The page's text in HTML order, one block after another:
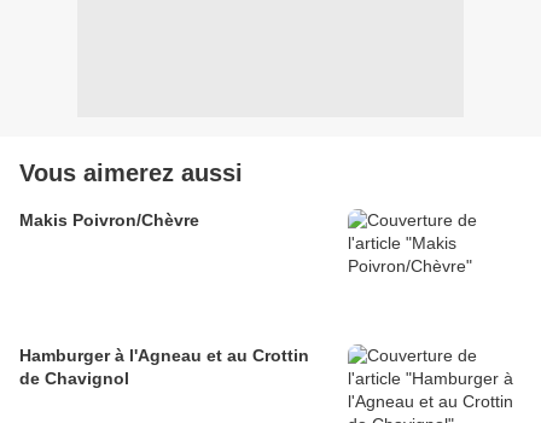
Vous aimerez aussi
Makis Poivron/Chèvre
Hamburger à l'Agneau et au Crottin
de Chavignol